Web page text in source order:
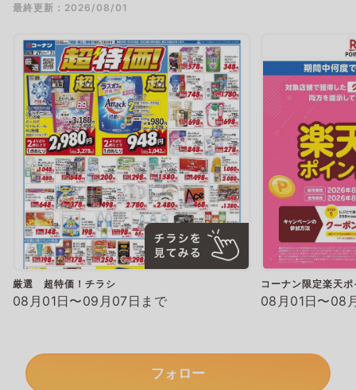
最終更新：2026/08/01
厳選 超特価！チラシ
08月01日〜09月07日まで
コーナン限定楽天
08月01日〜08
フォロー